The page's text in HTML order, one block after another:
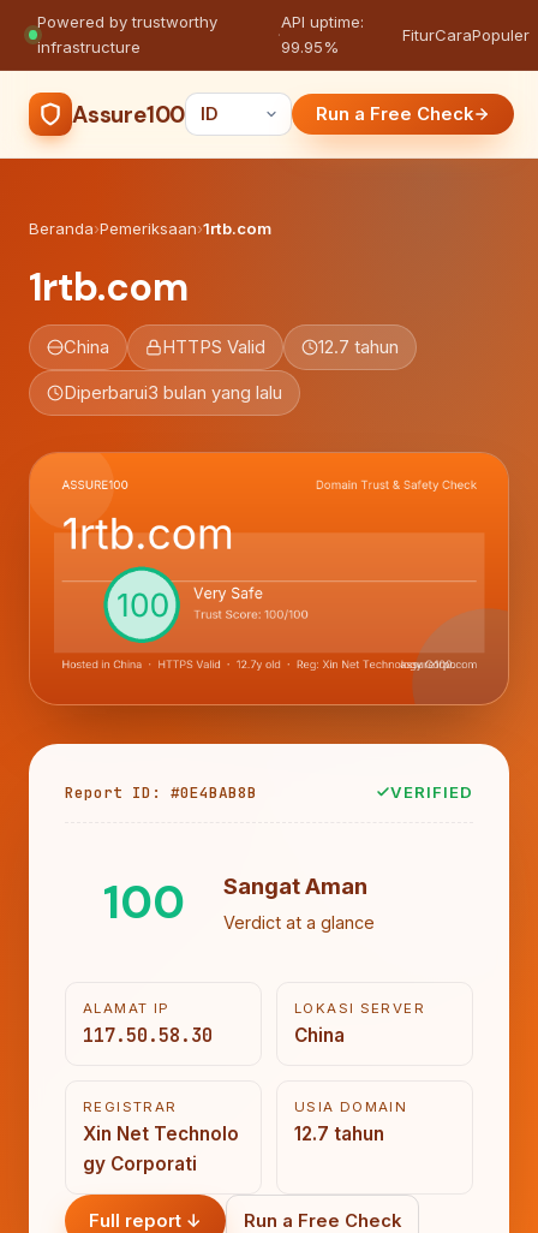
Powered by trustworthy
infrastructure
·
API uptime:
99.95%
FiturCaraPopuler
Assure100 Run a Free Check
Beranda›Pemeriksaan›1rtb.com
1rtb.com
China HTTPS Valid 12.7 tahun
Diperbarui3 bulan yang lalu
Report ID: #0E4BAB8B VERIFIED
100 Sangat Aman
Verdict at a glance
ALAMAT IP
117.50.58.30
LOKASI SERVER
China
REGISTRAR
Xin Net Technolo
gy Corporati
USIA DOMAIN
12.7 tahun
Full report ↓ Run a Free Check